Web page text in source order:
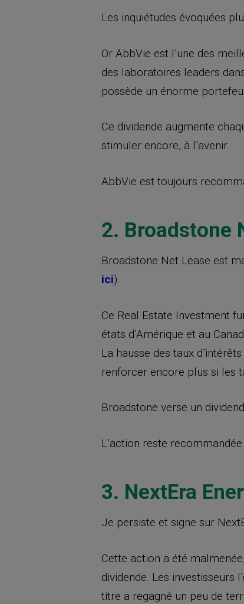
Les inquiétudes évoquées
Or AbbVie est l’une des
des laboratoires leaders
possède un énorme
Ce dividende augmente
stimuler encore, à l’avenir.
AbbVie est toujours
2. Broadstone
Broadstone Net Lease est
ici).
Ce Real Estate Investment
états d’Amérique et au
La hausse des taux
renforcer encore plus si les
Broadstone verse un
L’action reste
3. NextEra
Je persiste et signe sur
Cette action a été
dividende. Les investisseurs
titre a regagné un peu de